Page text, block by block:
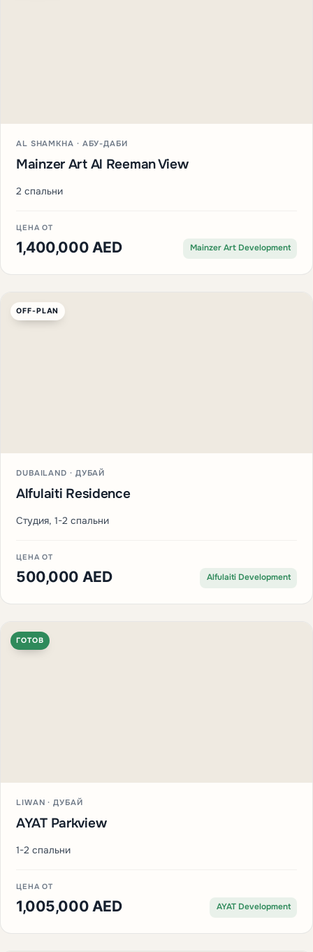
AL SHAMKHA · АБУ-ДАБИ
Mainzer Art Al Reeman View
2 спальни
ЦЕНА ОТ
1,400,000 AED Mainzer Art Development
OFF-PLAN
DUBAILAND · ДУБАЙ
Alfulaiti Residence
Студия, 1-2 спальни
ЦЕНА ОТ
500,000 AED Alfulaiti Development
ГОТОВ
LIWAN · ДУБАЙ
AYAT Parkview
1-2 спальни
ЦЕНА ОТ
1,005,000 AED AYAT Development